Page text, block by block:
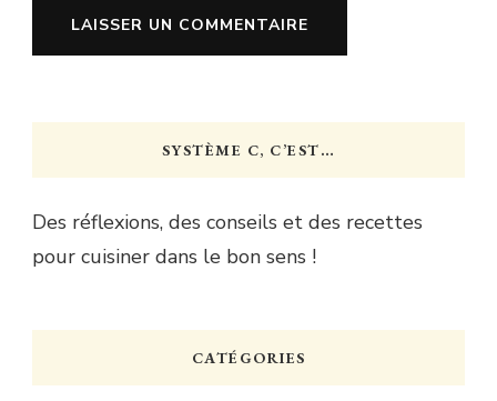
SYSTÈME C, C’EST…
Des réflexions, des conseils et des recettes
pour cuisiner dans le bon sens !
CATÉGORIES